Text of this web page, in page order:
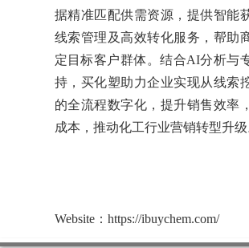
据精准匹配供需资源，提供智能
线索管理及高效转化服务，帮助
定目标客户群体。结合AI分析与
持，买化塑助力企业实现从线索
的全流程数字化，提升销售效率
成本，推动化工行业营销转型升级
Website： https://ibuychem.com/